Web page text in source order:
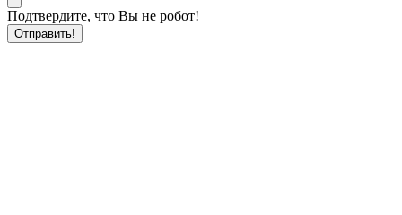
Подтвердите, что Вы не робот!